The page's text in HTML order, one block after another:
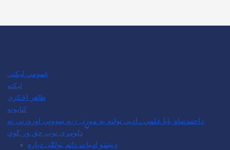
عمومي لیکني
لیکنه
طاهر اڅکزی
کتابونه
داحمدشاه بابا علمي ـ ادبي ټولنه په مورنۍ ژبه ښووني اوروزني ته
دلومړي توب حق ور کوي
دپښتو ادبیات داتم ټولګی دپاره